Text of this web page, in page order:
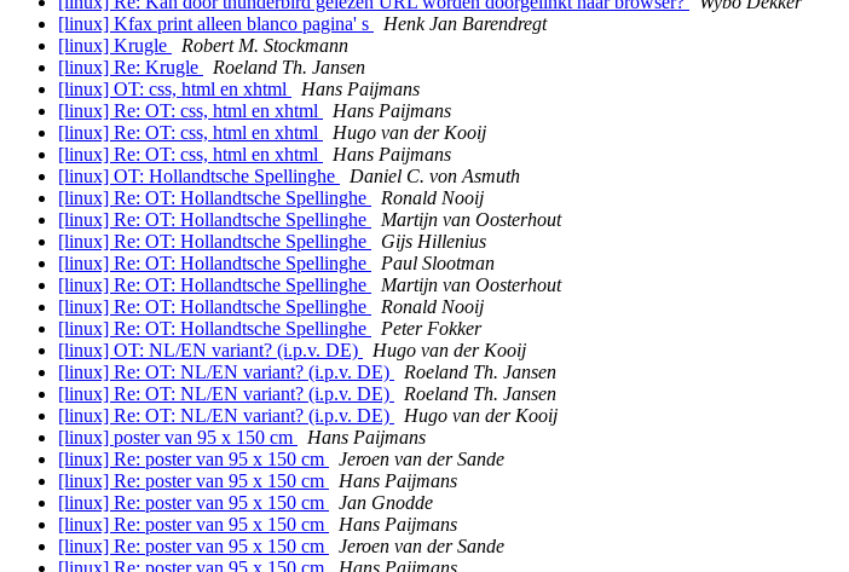
[linux] Kfax print alleen blanco pagina' s
Henk Jan Barendregt
[linux] Krugle
Robert M. Stockmann
[linux] Re: Krugle
Roeland Th. Jansen
[linux] OT: css, html en xhtml
Hans Paijmans
[linux] Re: OT: css, html en xhtml
Hans Paijmans
[linux] Re: OT: css, html en xhtml
Hugo van der Kooij
[linux] Re: OT: css, html en xhtml
Hans Paijmans
[linux] OT: Hollandtsche Spellinghe
Daniel C. von Asmuth
[linux] Re: OT: Hollandtsche Spellinghe
Ronald Nooij
[linux] Re: OT: Hollandtsche Spellinghe
Martijn van Oosterhout
[linux] Re: OT: Hollandtsche Spellinghe
Gijs Hillenius
[linux] Re: OT: Hollandtsche Spellinghe
Paul Slootman
[linux] Re: OT: Hollandtsche Spellinghe
Martijn van Oosterhout
[linux] Re: OT: Hollandtsche Spellinghe
Ronald Nooij
[linux] Re: OT: Hollandtsche Spellinghe
Peter Fokker
[linux] OT: NL/EN variant? (i.p.v. DE)
Hugo van der Kooij
[linux] Re: OT: NL/EN variant? (i.p.v. DE)
Roeland Th. Jansen
[linux] Re: OT: NL/EN variant? (i.p.v. DE)
Roeland Th. Jansen
[linux] Re: OT: NL/EN variant? (i.p.v. DE)
Hugo van der Kooij
[linux] poster van 95 x 150 cm
Hans Paijmans
[linux] Re: poster van 95 x 150 cm
Jeroen van der Sande
[linux] Re: poster van 95 x 150 cm
Hans Paijmans
[linux] Re: poster van 95 x 150 cm
Jan Gnodde
[linux] Re: poster van 95 x 150 cm
Hans Paijmans
[linux] Re: poster van 95 x 150 cm
Jeroen van der Sande